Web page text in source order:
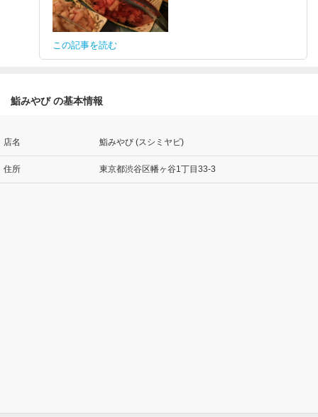
この記事を読む
鮨みやび の基本情報
店名 鮨みやび (スシミヤビ)
住所 東京都渋谷区幡ヶ谷1丁目33-3